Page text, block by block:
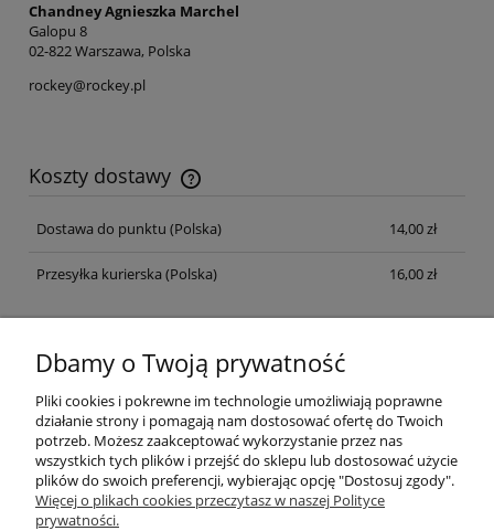
Chandney Agnieszka Marchel
Galopu 8
02-822 Warszawa, Polska
rockey@rockey.pl
Koszty dostawy
Cena nie zawiera ewentualnych kosztów płatności
Dostawa do punktu (Polska)
14,00 zł
Przesyłka kurierska (Polska) 16,00 zł
Moje konto
Kontakt
Dbamy o Twoją prywatność
Pliki cookies i pokrewne im technologie umożliwiają poprawne
działanie strony i pomagają nam dostosować ofertę do Twoich
potrzeb. Możesz zaakceptować wykorzystanie przez nas
wszystkich tych plików i przejść do sklepu lub dostosować użycie
plików do swoich preferencji, wybierając opcję "Dostosuj zgody".
Więcej o plikach cookies przeczytasz w naszej Polityce
prywatności.